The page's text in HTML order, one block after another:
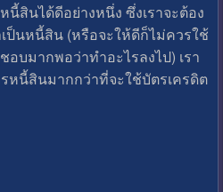
นี้สินได้ดีอย่างหนึ่ง ซึ่งเราจะต้อง
ป็นหนี้สิน (หรือจะให้ดีก็ไม่ควรใช้
อบมากพอว่าทำอะไรลงไป) เรา
หนี้สินมากกว่าที่จะใช้บัตรเครดิต